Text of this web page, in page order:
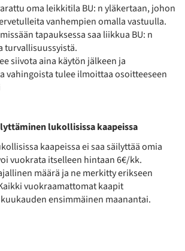
oma leikkitila BU: n yläkertaan, johon
vanhempien omalla vastuulla.
tapauksessa saa liikkua BU: n
turvallisuussyistä.
siivota aina käytön jälkeen ja
vahingoista tulee ilmoittaa osoitteeseen
lukollisissa kaapeissa
kaapeissa ei saa säilyttää omia
vuokrata itselleen hintaan 6€/kk.
määrä ja ne merkitty erikseen
vuokraamattomat kaapit
ensimmäinen maanantai.